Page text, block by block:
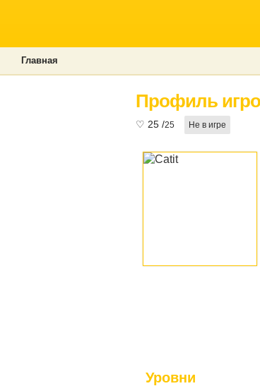
Главная
Профиль
♡ 25 /25 Не в игре
Уровни